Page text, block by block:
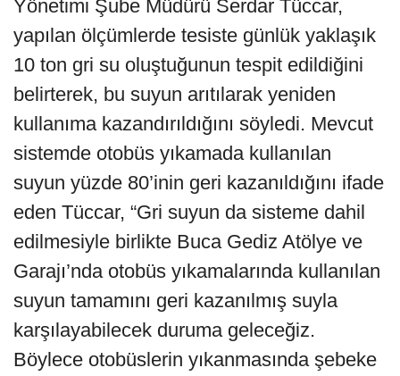
Yönetimi Şube Müdürü Serdar Tüccar,
yapılan ölçümlerde tesiste günlük yaklaşık
10 ton gri su oluştuğunun tespit edildiğini
belirterek, bu suyun arıtılarak yeniden
kullanıma kazandırıldığını söyledi. Mevcut
sistemde otobüs yıkamada kullanılan
suyun yüzde 80’inin geri kazanıldığını ifade
eden Tüccar, “Gri suyun da sisteme dahil
edilmesiyle birlikte Buca Gediz Atölye ve
Garajı’nda otobüs yıkamalarında kullanılan
suyun tamamını geri kazanılmış suyla
karşılayabilecek duruma geleceğiz.
Böylece otobüslerin yıkanmasında şebeke